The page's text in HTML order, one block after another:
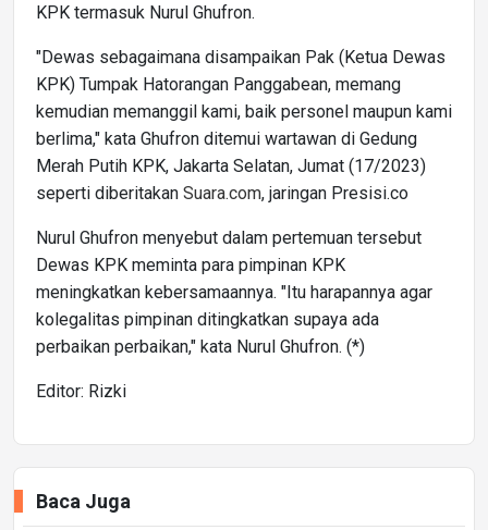
KPK termasuk Nurul Ghufron.
"Dewas sebagaimana disampaikan Pak (Ketua Dewas
KPK) Tumpak Hatorangan Panggabean, memang
kemudian memanggil kami, baik personel maupun kami
berlima," kata Ghufron ditemui wartawan di Gedung
Merah Putih KPK, Jakarta Selatan, Jumat (17/2023)
seperti diberitakan Suara.com, jaringan Presisi.co
Nurul Ghufron menyebut dalam pertemuan tersebut
Dewas KPK meminta para pimpinan KPK
meningkatkan kebersamaannya. "Itu harapannya agar
kolegalitas pimpinan ditingkatkan supaya ada
perbaikan perbaikan," kata Nurul Ghufron. (*)
Editor: Rizki
Baca Juga